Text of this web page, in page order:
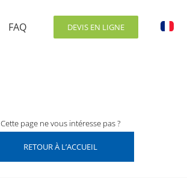
FAQ DEVIS EN LIGNE
Cette page ne vous intéresse pas ?
RETOUR À L’ACCUEIL